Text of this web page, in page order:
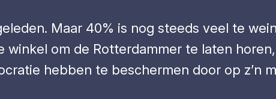
Maar 40% is nog steeds veel te
om de Rotterdammer te laten
hebben te beschermen door op z’n